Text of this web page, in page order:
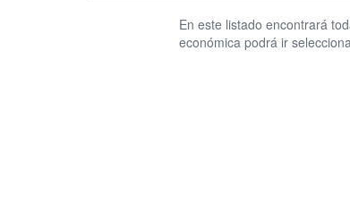
En este listado encontrará
económica podrá ir